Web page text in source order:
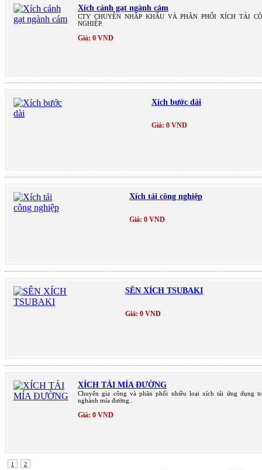
Xích cánh gạt ngành cám
CTY CHUYÊN NHÂP KHẨU VÀ PHÂN PHỐI XÍCH TẢI
NGHIỆP.
Giá: 0 VND
Xích bước dài
Giá: 0 VND
Xích tải công nghiệp
Giá: 0 VND
SÊN XÍCH TSUBAKI
Giá: 0 VND
XÍCH TẢI MÍA ĐƯỜNG
Chuyên gia công và phân phối nhiều loại xích tải ứng dụng
nghành mía đường..
Giá: 0 VND
1 2